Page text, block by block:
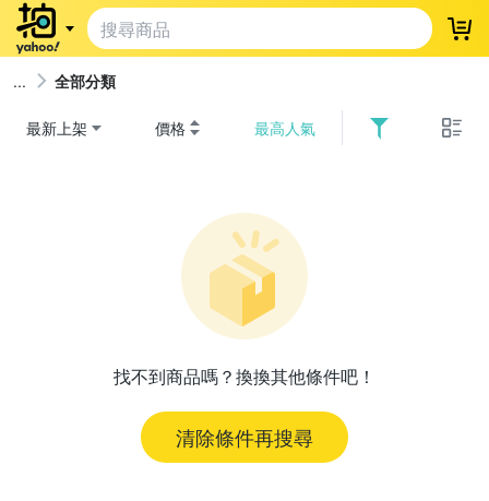
登
全部分類
最新上架 價格 最高人氣
找不到商品嗎？換換其他條件吧！
清除條件再搜尋